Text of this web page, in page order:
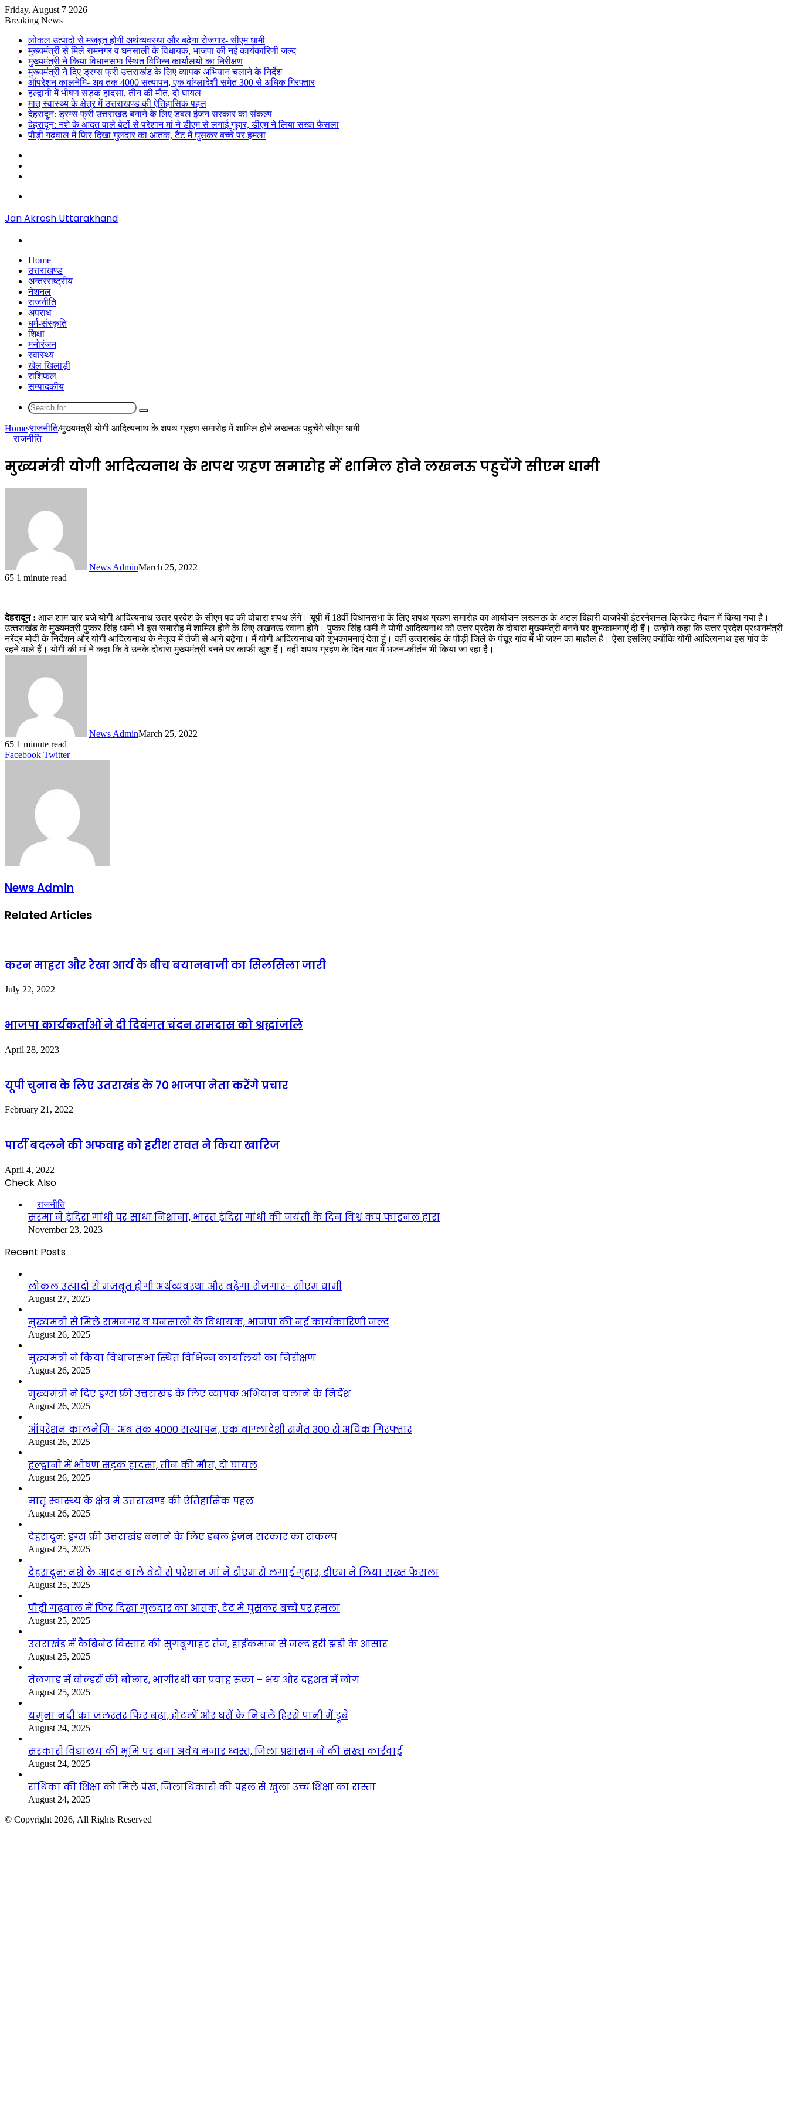
Friday, August 7 2026
Breaking News
लोकल उत्पादों से मजबूत होगी अर्थव्यवस्था और बढ़ेगा रोजगार- सीएम धामी
मुख्यमंत्री से मिले रामनगर व घनसाली के विधायक, भाजपा की नई कार्यकारिणी जल्द
मुख्यमंत्री ने किया विधानसभा स्थित विभिन्न कार्यालयों का निरीक्षण
मुख्यमंत्री ने दिए ड्रग्स फ्री उत्तराखंड के लिए व्यापक अभियान चलाने के निर्देश
ऑपरेशन कालनेमि- अब तक 4000 सत्यापन, एक बांग्लादेशी समेत 300 से अधिक गिरफ्तार
हल्द्वानी में भीषण सड़क हादसा, तीन की मौत, दो घायल
मातृ स्वास्थ्य के क्षेत्र में उत्तराखण्ड की ऐतिहासिक पहल
देहरादून: ड्रग्स फ्री उत्तराखंड बनाने के लिए डबल इंजन सरकार का संकल्प
देहरादून: नशे के आदत वाले बेटों से परेशान मां ने डीएम से लगाई गुहार, डीएम ने लिया सख्त फैसला
पौड़ी गढ़वाल में फिर दिखा गुलदार का आतंक, टैंट में घुसकर बच्चे पर हमला
Jan Akrosh Uttarakhand
Home
उत्तराखण्ड
अन्तरराष्ट्रीय
नेशनल
राजनीति
अपराध
धर्म-संस्कृति
शिक्षा
मनोरंजन
स्वास्थ्य
खेल खिलाड़ी
राशिफल
सम्पादकीय
Search
Home/राजनीति/मुख्यमंत्री योगी आदित्यनाथ के शपथ ग्रहण समारोह में शामिल होने लखनऊ पहुचेंगे सीएम धामी
राजनीति
मुख्यमंत्री योगी आदित्यनाथ के शपथ ग्रहण समारोह में शामिल होने लखनऊ पहुचेंगे सीएम धामी
News AdminMarch 25, 2022
65 1 minute read
देहरादून : आज शाम चार बजे योगी आदित्‍यनाथ उत्तर प्रदेश के सीएम पद की दोबारा शपथ लेंगे। यूपी में 18वीं विधानसभा के लिए शपथ ग्रहण समारोह का आयोजन लखनऊ के अटल बिहारी वाजपेयी इंटरनेशनल क्रिकेट मैदान में किया गया है।
उत्‍तराखंड के मुख्यमंत्री पुष्कर सिंह धामी भी इस समारोह में शामिल होने के लिए लखनऊ रवाना होंगे। पुष्कर सिंह धामी ने योगी आदित्‍यनाथ को उत्तर प्रदेश के दोबारा मुख्यमंत्री बनने पर शुभकामनाएं दी हैं। उन्‍होंने कहा कि उत्तर प्रदेश प्रधानमंत्री
नरेंद्र मोदी के निर्देशन और योगी आदित्‍यनाथ के नेतृत्व में तेजी से आगे बढ़ेगा। मैं योगी आदित्‍यनाथ को शुभकामनाएं देता हूं। वहीं उत्‍तराखंड के पौड़ी जिले के पंचूर गांव में भी जश्‍न का माहौल है। ऐसा इसलिए क्‍योंकि योगी आदित्‍यनाथ इस गांव के
रहने वाले हैं। योगी की मां ने कहा कि वे उनके दोबारा मुख्यमंत्री बनने पर काफी खुश हैं। वहीं शपथ ग्रहण के दिन गांव में भजन-कीर्तन भी किया जा रहा है।
News AdminMarch 25, 2022
65 1 minute read
Facebook TwitterLinkedIn
Tumblr
Pinterest
Reddit
VKontakte
Share
Print
News Admin
Related Articles
करन माहरा और रेखा आर्य के बीच बयानबाजी का सिलसिला जारी
July 22, 2022
भाजपा कार्यकर्ताओं ने दी दिवंगत चंदन रामदास को श्रद्धांजलि
April 28, 2023
यूपी चुनाव के लिए उतराखंड के 70 भाजपा नेता करेंगे प्रचार
February 21, 2022
पार्टी बदलने की अफवाह को हरीश रावत ने किया खारिज
April 4, 2022
Check Also
राजनीति
सरमा ने इंदिरा गांधी पर साधा निशाना, भारत इंदिरा गांधी की जयंती के दिन विश्व कप फाइनल हारा
November 23, 2023
Recent Posts
लोकल उत्पादों से मजबूत होगी अर्थव्यवस्था और बढ़ेगा रोजगार- सीएम धामी
August 27, 2025
मुख्यमंत्री से मिले रामनगर व घनसाली के विधायक, भाजपा की नई कार्यकारिणी जल्द
August 26, 2025
मुख्यमंत्री ने किया विधानसभा स्थित विभिन्न कार्यालयों का निरीक्षण
August 26, 2025
मुख्यमंत्री ने दिए ड्रग्स फ्री उत्तराखंड के लिए व्यापक अभियान चलाने के निर्देश
August 26, 2025
ऑपरेशन कालनेमि- अब तक 4000 सत्यापन, एक बांग्लादेशी समेत 300 से अधिक गिरफ्तार
August 26, 2025
हल्द्वानी में भीषण सड़क हादसा, तीन की मौत, दो घायल
August 26, 2025
मातृ स्वास्थ्य के क्षेत्र में उत्तराखण्ड की ऐतिहासिक पहल
August 26, 2025
देहरादून: ड्रग्स फ्री उत्तराखंड बनाने के लिए डबल इंजन सरकार का संकल्प
August 25, 2025
देहरादून: नशे के आदत वाले बेटों से परेशान मां ने डीएम से लगाई गुहार, डीएम ने लिया सख्त फैसला
August 25, 2025
पौड़ी गढ़वाल में फिर दिखा गुलदार का आतंक, टैंट में घुसकर बच्चे पर हमला
August 25, 2025
उत्तराखंड में कैबिनेट विस्तार की सुगबुगाहट तेज, हाईकमान से जल्द हरी झंडी के आसार
August 25, 2025
तेलगाड में बोल्डरों की बौछार, भागीरथी का प्रवाह रुका – भय और दहशत में लोग
August 25, 2025
यमुना नदी का जलस्तर फिर बढ़ा, होटलों और घरों के निचले हिस्से पानी में डूबे
August 24, 2025
सरकारी विद्यालय की भूमि पर बना अवैध मजार ध्वस्त, जिला प्रशासन ने की सख्त कार्रवाई
August 24, 2025
राधिका की शिक्षा को मिले पंख, जिलाधिकारी की पहल से खुला उच्च शिक्षा का रास्ता
August 24, 2025
© Copyright 2026, All Rights Reserved